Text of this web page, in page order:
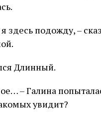
здесь подожду, –
Длинный.
– Галина
увидит?